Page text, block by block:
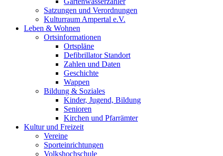
Satzungen und Verordnungen
Kulturraum Ampertal e.V.
Leben & Wohnen
Ortsinformationen
Ortspläne
Defibrillator Standort
Zahlen und Daten
Geschichte
Wappen
Bildung & Soziales
Kinder, Jugend, Bildung
Senioren
Kirchen und Pfarrämter
Kultur und Freizeit
Vereine
Sporteinrichtungen
Volkshochschule